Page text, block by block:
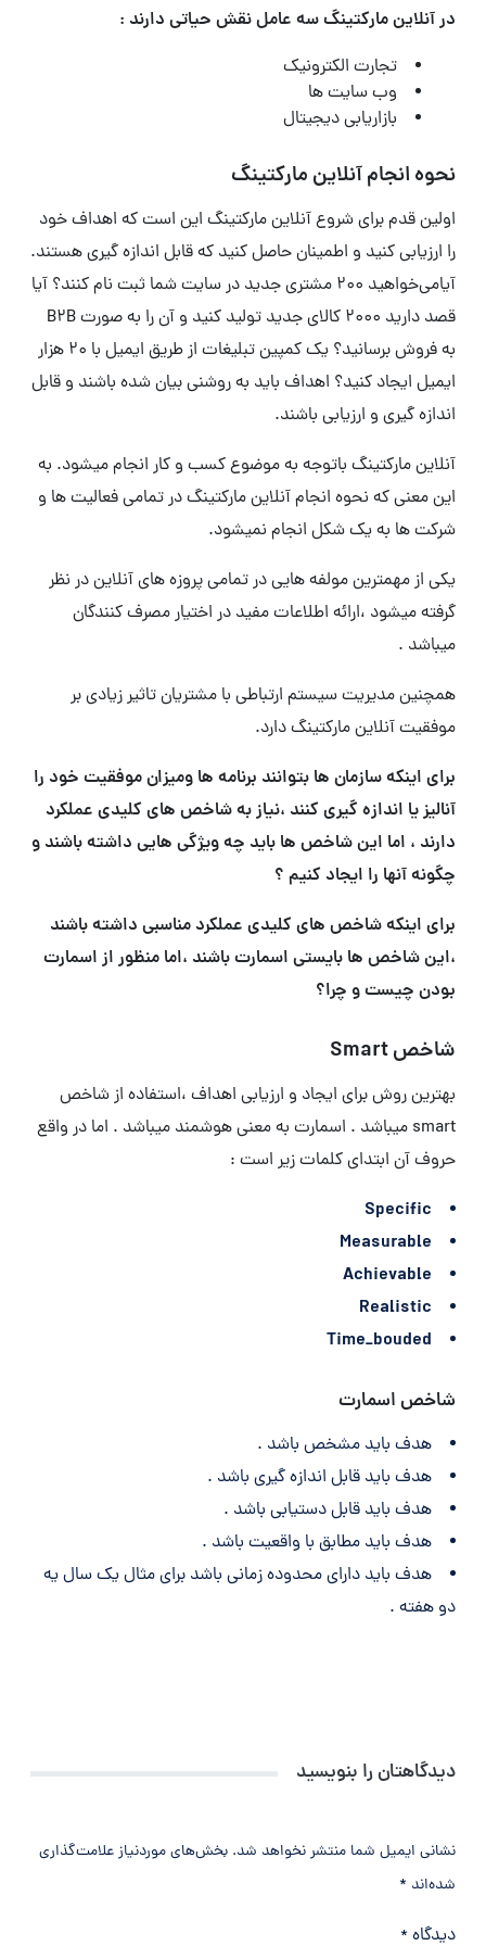
در آنلاین مارکتینگ سه عامل نقش حیاتی دارند :
تجارت الکترونیک
وب سایت ها
بازاریابی دیجیتال
نحوه انجام آنلاین مارکتینگ
اولین قدم برای شروع آنلاین مارکتینگ این است که اهداف خود
را ارزیابی کنید و اطمینان حاصل کنید که قابل اندازه گیری هستند.
آیامی‌خواهید 200 مشتری جدید در سایت شما ثبت نام کنند؟ آیا
قصد دارید 2000 کالای جدید تولید کنید و آن را به صورت B2B
به فروش برسانید؟ یک کمپین تبلیغات از طریق ایمیل با 20 هزار
ایمیل ایجاد کنید؟ اهداف باید به روشنی بیان شده باشند و قابل
اندازه گیری و ارزیابی باشند.
آنلاین مارکتینگ باتوجه به موضوع کسب و کار انجام میشود. به
این معنی که نحوه انجام آنلاین مارکتینگ در تمامی فعالیت ها و
شرکت ها به یک شکل انجام نمیشود.
یکی از مهمترین مولفه هایی در تمامی پروزه های آنلاین در نظر
گرفته میشود ،ارائه اطلاعات مفید در اختیار مصرف کنندگان
میباشد .
همچنین مدیریت سیستم ارتباطی با مشتریان تاثیر زیادی بر
موفقیت آنلاین مارکتینگ دارد.
برای اینکه سازمان ها بتوانند برنامه ها ومیزان موفقیت خود را
آنالیز یا اندازه گیری کنند ،نیاز به شاخص های کلیدی عملکرد
دارند ، اما این شاخص ها باید چه ویژگی هایی داشته باشند و
چگونه آنها را ایجاد کنیم ؟
برای اینکه شاخص های کلیدی عملکرد مناسبی داشته باشند
،این شاخص ها بایستی اسمارت باشند ،اما منظور از اسمارت
بودن چیست و چرا؟
شاخص Smart
بهترین روش برای ایجاد و ارزیابی اهداف ،استفاده از شاخص
smart میباشد . اسمارت به معنی هوشمند میباشد . اما در واقع
حروف آن ابتدای کلمات زیر است :
Specific
Measurable
Achievable
Realistic
Time_bouded
شاخص اسمارت
هدف باید مشخص باشد .
هدف باید قابل اندازه گیری باشد .
هدف باید قابل دستیابی باشد .
هدف باید مطابق با واقعیت باشد .
هدف باید دارای محدوده زمانی باشد برای مثال یک سال یه
دو هفته .
دیدگاهتان را بنویسید
نشانی ایمیل شما منتشر نخواهد شد. بخش‌های موردنیاز علامت‌گذاری
شده‌اند *
دیدگاه*